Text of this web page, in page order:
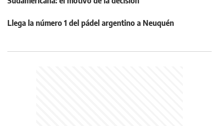
Llega la número 1 del pádel argentino a Neuquén